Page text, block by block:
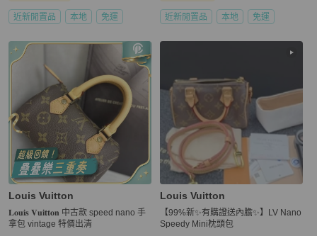
近新閒置品 本地 免運 近新閒置品 本地 免運
Louis Vuitton
𝐋𝐨𝐮𝐢𝐬 𝐕𝐮𝐢𝐭𝐭𝐨𝐧 中古款 speed nano 手
拿包 vintage 特價出清
Louis Vuitton
【99%新✨有購證送內膽✨】LV Nano
Speedy Mini枕頭包